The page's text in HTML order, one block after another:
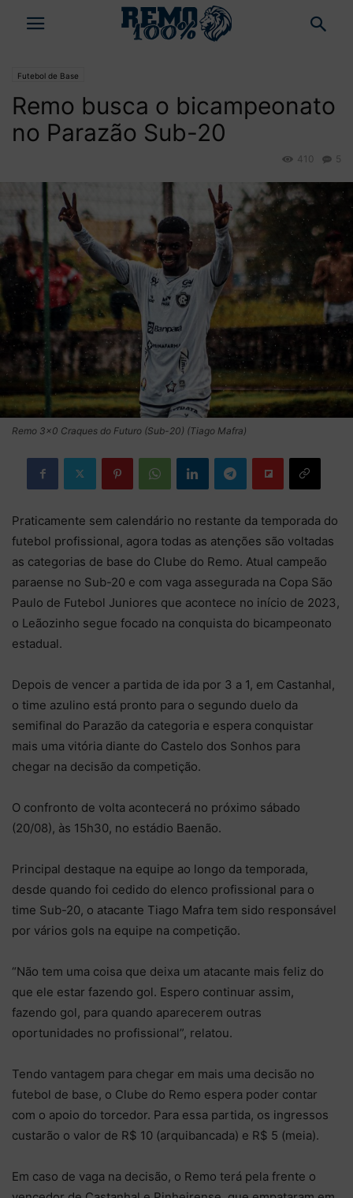
Futebol de Base
Remo busca o bicampeonato
no Parazão Sub-20
5
410
Remo 3×0 Craques do Futuro (Sub-20) (Tiago Mafra)
Praticamente sem calendário no restante da temporada do
futebol profissional, agora todas as atenções são voltadas
as categorias de base do Clube do Remo. Atual campeão
paraense no Sub-20 e com vaga assegurada na Copa São
Paulo de Futebol Juniores que acontece no início de 2023,
o Leãozinho segue focado na conquista do bicampeonato
estadual.
Depois de vencer a partida de ida por 3 a 1, em Castanhal,
o time azulino está pronto para o segundo duelo da
semifinal do Parazão da categoria e espera conquistar
mais uma vitória diante do Castelo dos Sonhos para
chegar na decisão da competição.
O confronto de volta acontecerá no próximo sábado
(20/08), às 15h30, no estádio Baenão.
Principal destaque na equipe ao longo da temporada,
desde quando foi cedido do elenco profissional para o
time Sub-20, o atacante Tiago Mafra tem sido responsável
por vários gols na equipe na competição.
“Não tem uma coisa que deixa um atacante mais feliz do
que ele estar fazendo gol. Espero continuar assim,
fazendo gol, para quando aparecerem outras
oportunidades no profissional”, relatou.
Tendo vantagem para chegar em mais uma decisão no
futebol de base, o Clube do Remo espera poder contar
com o apoio do torcedor. Para essa partida, os ingressos
custarão o valor de R$ 10 (arquibancada) e R$ 5 (meia).
Em caso de vaga na decisão, o Remo terá pela frente o